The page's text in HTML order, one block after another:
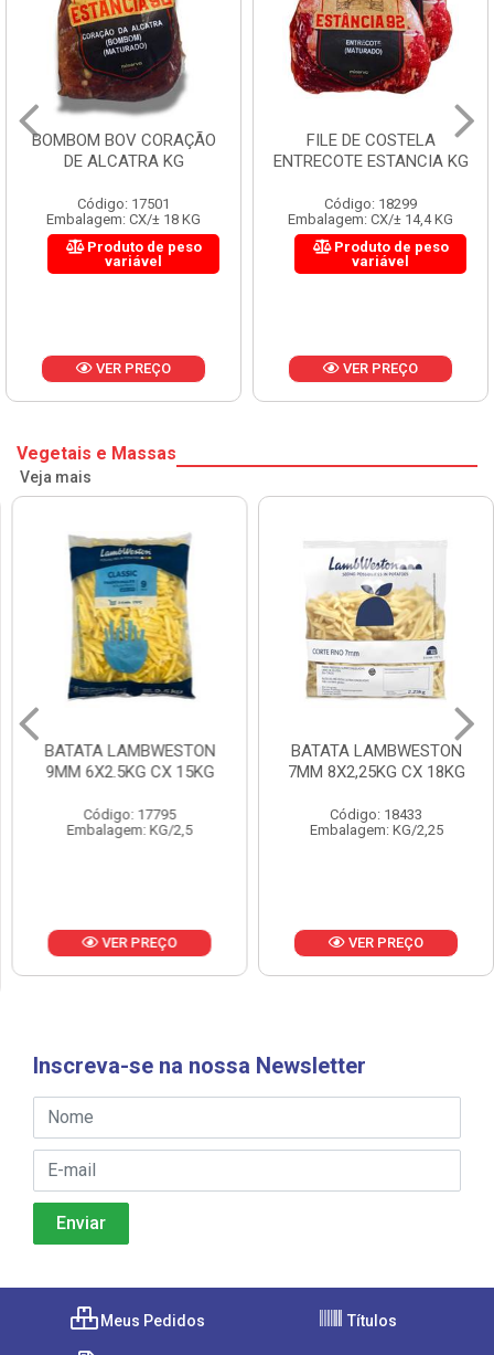
BOMBOM BOV CORAÇÃO
DE ALCATRA KG
Código: 17501
Embalagem: CX/± 18 KG
Produto de peso
variável
VER PREÇO
FILE DE COSTELA
ENTRECOTE ESTANCIA KG
Código: 18299
Embalagem: CX/± 14,4 KG
Produto de peso
variável
VER PREÇO
Vegetais e Massas
Veja mais
BATATA LAMBWESTON
9MM 6X2.5KG CX 15KG
Código: 17795
Embalagem: KG/2,5
VER PREÇO
BATATA LAMBWESTON
7MM 8X2,25KG CX 18KG
Código: 18433
Embalagem: KG/2,25
VER PREÇO
Inscreva-se na nossa Newsletter
Meus Pedidos Títulos